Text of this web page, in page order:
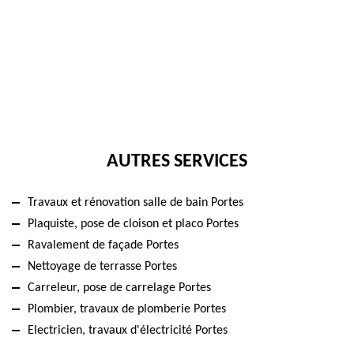
AUTRES SERVICES
Travaux et rénovation salle de bain Portes
Plaquiste, pose de cloison et placo Portes
Ravalement de façade Portes
Nettoyage de terrasse Portes
Carreleur, pose de carrelage Portes
Plombier, travaux de plomberie Portes
Electricien, travaux d'électricité Portes